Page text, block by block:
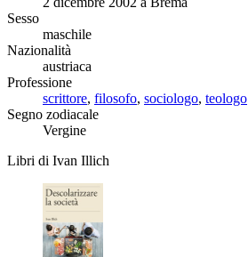
Sesso
maschile
Nazionalità
austriaca
Professione
scrittore, filosofo, sociologo, teologo
Segno zodiacale
Vergine
Libri di Ivan Illich